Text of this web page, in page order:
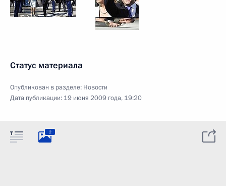
Статус материала
Опубликован в разделе: Новости
Дата публикации: 19 июня 2009 года, 19:20
2